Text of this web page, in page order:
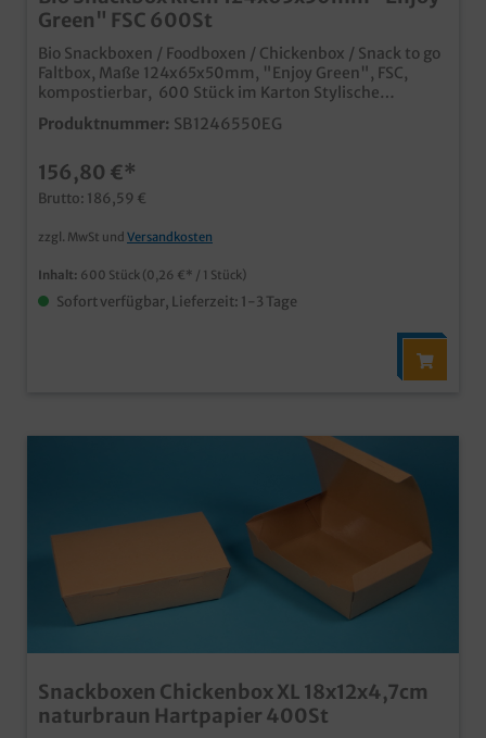
Green" FSC 600St
Bio Snackboxen / Foodboxen / Chickenbox / Snack to go
Faltbox, Maße 124x65x50mm, "Enjoy Green", FSC,
kompostierbar, 600 Stück im Karton Stylische
Snackbox mit "Enjoy Green" Neutraldruck im
rustikalen Holzdesign Hartpapier FSC zertifiziert mit
Chicken Nuggets & Wings, Snacks usw., Qualität made
in Germany, dadurch auch klimafreundliche
Bezugswege schon ab 25.000 Stück in Ihrem
Neutralmotiv bedruckbar
Produktnummer: SB1246550EG
156,80 €*
Brutto: 186,59 €
zzgl. MwSt und Versandkosten
Inhalt: 600 Stück (0,26 €* / 1 Stück)
Sofort verfügbar, Lieferzeit: 1-3 Tage
Snackboxen Chickenbox XL 18x12x4,7cm
naturbraun Hartpapier 400St